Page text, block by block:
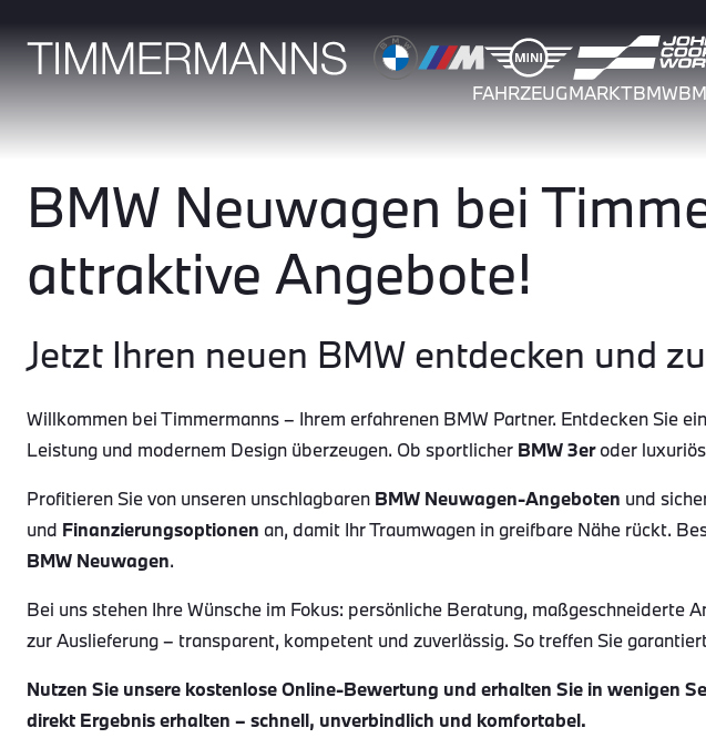
FAHRZEUGMARKTBMW
BMW Neuwagen bei
attraktive Angebote!
Jetzt Ihren neuen BMW entdecken und
Willkommen bei Timmermanns – Ihrem erfahrenen BMW Partner. Entdecken Sie
Leistung und modernem Design überzeugen. Ob sportlicher BMW 3eroder
Profitieren Sie von unseren unschlagbaren BMW Neuwagen-Angeboten und
und Finanzierungsoptionen an, damit Ihr Traumwagen in greifbare Nähe rückt.
BMW Neuwagen.
Bei uns stehen Ihre Wünsche im Fokus: persönliche Beratung,
zur Auslieferung – transparent, kompetent und zuverlässig. So treffen Sie
Nutzen Sie unsere kostenlose Online-Bewertung und erhalten Sie in wenigen
direkt Ergebnis erhalten – schnell, unverbindlich und komfortabel.